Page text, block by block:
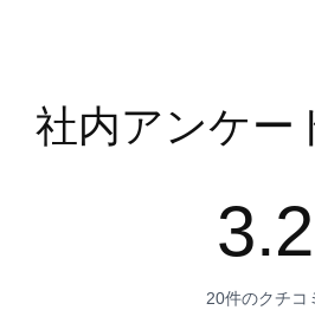
社内アンケー
3.2
20件のクチコ